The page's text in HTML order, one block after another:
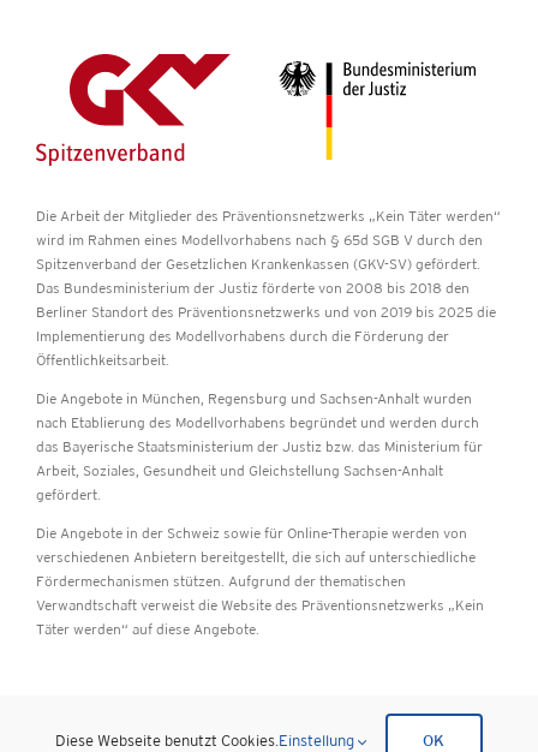
Die Arbeit der Mitglieder des Präventionsnetzwerks „Kein Täter werden“
wird im Rahmen eines Modellvorhabens nach § 65d SGB V durch den
Spitzenverband der Gesetzlichen Krankenkassen (GKV-SV) gefördert.
Das Bundesministerium der Justiz förderte von 2008 bis 2018 den
Berliner Standort des Präventionsnetzwerks und von 2019 bis 2025 die
Implementierung des Modellvorhabens durch die Förderung der
Öffentlichkeitsarbeit.
Die Angebote in München, Regensburg und Sachsen-Anhalt wurden
nach Etablierung des Modellvorhabens begründet und werden durch
das Bayerische Staatsministerium der Justiz bzw. das Ministerium für
Arbeit, Soziales, Gesundheit und Gleichstellung Sachsen-Anhalt
gefördert.
Die Angebote in der Schweiz sowie für Online-Therapie werden von
verschiedenen Anbietern bereitgestellt, die sich auf unterschiedliche
Fördermechanismen stützen. Aufgrund der thematischen
Verwandtschaft verweist die Website des Präventionsnetzwerks „Kein
Täter werden“ auf diese Angebote.
Impressum | Datenschutz
Diese Webseite benutzt Cookies. Einstellung OK